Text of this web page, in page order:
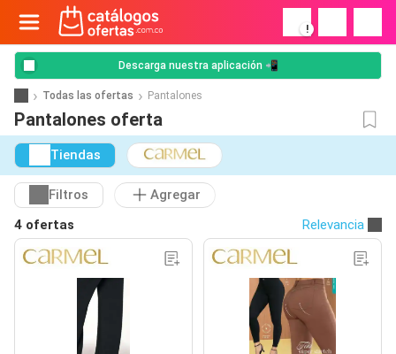
!
Descarga nuestra aplicación 📲
Todas las ofertas Pantalones
Pantalones oferta
Tiendas
Filtros
Agregar
4 ofertas
Relevancia